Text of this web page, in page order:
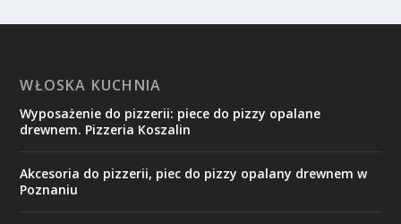
WŁOSKA KUCHNIA
Wyposażenie do pizzerii: piece do pizzy opalane
drewnem. Pizzeria Koszalin
Akcesoria do pizzerii, piec do pizzy opalany drewnem w
Poznaniu